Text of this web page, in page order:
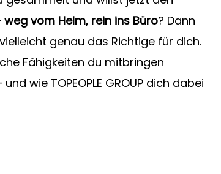
weg vom Helm, rein ins Büro? Dann
vielleicht genau das Richtige für dich.
Fähigkeiten du mitbringen
wie TOPEOPLE GROUP dich dabei